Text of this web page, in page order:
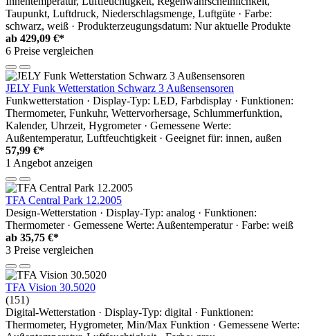
Taupunkt, Luftdruck, Niederschlagsmenge, Luftgüte · Farbe:
schwarz, weiß · Produkterzeugungsdatum: Nur aktuelle Produkte
ab 429,09 €*
6 Preise vergleichen
JELY Funk Wetterstation Schwarz 3 Außensensoren
Funkwetterstation · Display-Typ: LED, Farbdisplay · Funktionen:
Thermometer, Funkuhr, Wettervorhersage, Schlummerfunktion,
Kalender, Uhrzeit, Hygrometer · Gemessene Werte:
Außentemperatur, Luftfeuchtigkeit · Geeignet für: innen, außen
57,99 €*
1 Angebot anzeigen
TFA Central Park 12.2005
Design-Wetterstation · Display-Typ: analog · Funktionen:
Thermometer · Gemessene Werte: Außentemperatur · Farbe: weiß
ab 35,75 €*
3 Preise vergleichen
TFA Vision 30.5020
(151)
Digital-Wetterstation · Display-Typ: digital · Funktionen:
Thermometer, Hygrometer, Min/Max Funktion · Gemessene Werte: